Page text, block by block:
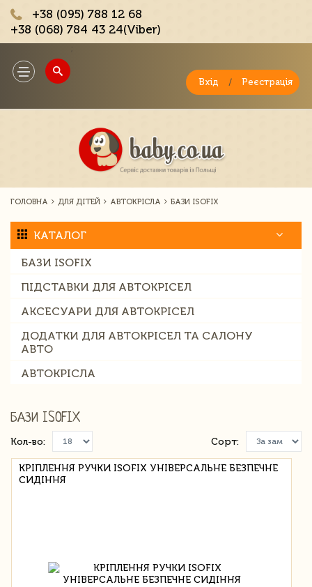
+38 (095) 788 12 68
+38 (068) 784 43 24(Viber)
Toggle
navigation
Вхід / Реєстрація
ГОЛОВНА ДЛЯ ДІТЕЙ АВТОКРІСЛА БАЗИ ISOFIX
КАТАЛОГ
БАЗИ ISOFIX
ПІДСТАВКИ ДЛЯ АВТОКРІСЕЛ
АКСЕСУАРИ ДЛЯ АВТОКРІСЕЛ
ДОДАТКИ ДЛЯ АВТОКРІСЕЛ ТА САЛОНУ
АВТО
АВТОКРІСЛА
БАЗИ ISOFIX
Кол-во: Сорт:
КРІПЛЕННЯ РУЧКИ ISOFIX УНІВЕРСАЛЬНЕ БЕЗПЕЧНЕ
СИДІННЯ